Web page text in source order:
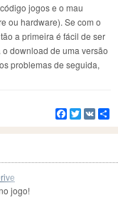
jogos e o mau
ou hardware). Se com o
a primeira é fácil de ser
download de uma versão
problemas de seguida,
Facebook
Twitter
VK
jogo!